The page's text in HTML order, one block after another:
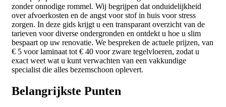
zonder onnodige rommel. Wij begrijpen dat onduidelijkheid
over afvoerkosten en de angst voor stof in huis voor stress
zorgen. In deze gids krijgt u een transparant overzicht van de
tarieven voor diverse ondergronden en ontdekt u hoe u slim
bespaart op uw renovatie. We bespreken de actuele prijzen, van
€ 5 voor laminaat tot € 40 voor zware tegelvloeren, zodat u
exact weet wat u kunt verwachten van een vakkundige
specialist die alles bezemschoon oplevert.
Belangrijkste Punten